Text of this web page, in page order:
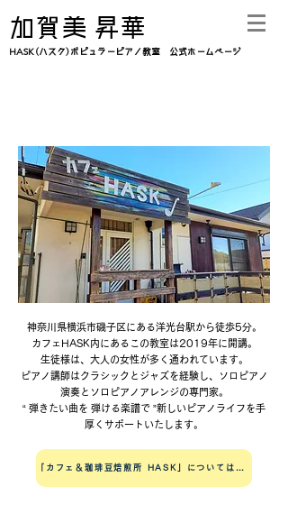
​加賀美 昇華
HASK(ハスク)ポピュラーピアノ教室 公式ホームページ
神奈川県横浜市磯子区にある洋光台駅から徒歩5分。
カフェHASK内にあるこの教室は2019年に開講。
生徒様は、大人の女性が多く通われています。
ピアノ講師はクラシックとジャズを経験し、ソロピアノ
演奏とソロピアノアレンジの専門家。
“ 弾きたい曲を 弾ける楽譜で ”新しいピアノライフを手
厚くサポートいたします。
「カフェ＆珈琲豆焙煎所 HASK」についてはこちら